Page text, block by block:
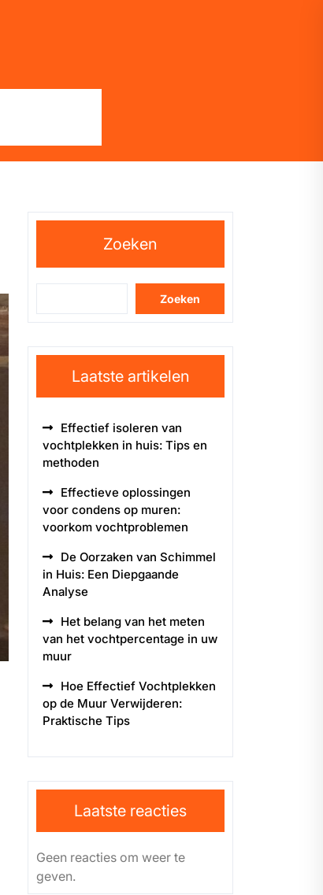
Zoeken
Zoeken
Laatste artikelen
Effectief isoleren van
vochtplekken in huis: Tips en
methoden
Effectieve oplossingen
voor condens op muren:
voorkom vochtproblemen
De Oorzaken van Schimmel
in Huis: Een Diepgaande
Analyse
Het belang van het meten
van het vochtpercentage in uw
muur
Hoe Effectief Vochtplekken
op de Muur Verwijderen:
Praktische Tips
Laatste reacties
Geen reacties om weer te
geven.